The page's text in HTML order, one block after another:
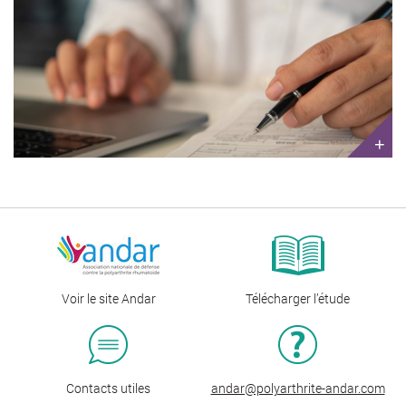
+
Voir le site Andar Télécharger l’étude
Contacts utiles andar@polyarthrite-andar.com